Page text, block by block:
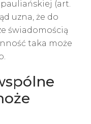
(art.
uzna, że do
świadomością
taka może